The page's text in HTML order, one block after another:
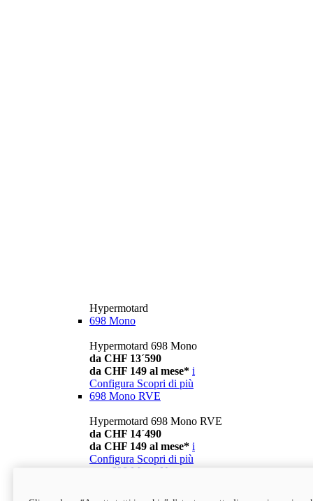
Hypermotard
698 Mono
Hypermotard 698 Mono
da CHF 13´590
da CHF 149 al mese* i
Configura Scopri di più
698 Mono RVE
Hypermotard 698 Mono RVE
da CHF 14´490
da CHF 149 al mese* i
Configura Scopri di più
698 Mono Nera
Hypermotard 698 Mono Nera